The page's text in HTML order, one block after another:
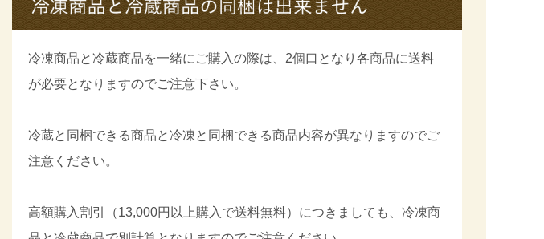
冷凍商品と冷蔵商品を一緒にご購入の際は、2個口となり各商品に送料
が必要となりますのでご注意下さい。
冷蔵と同梱できる商品と冷凍と同梱できる商品内容が異なりますのでご
注意ください。
高額購入割引（13,000円以上購入で送料無料）につきましても、冷凍商